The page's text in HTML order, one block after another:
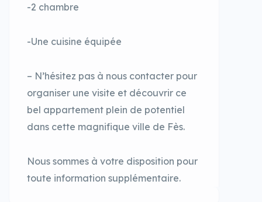
-2 chambre
-Une cuisine équipée
– N’hésitez pas à nous contacter pour
organiser une visite et découvrir ce
bel appartement plein de potentiel
dans cette magnifique ville de Fès.
Nous sommes à votre disposition pour
toute information supplémentaire.